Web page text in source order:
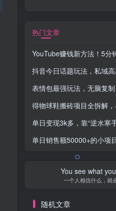
热门文章
The world is like a
frowns at you; smile,